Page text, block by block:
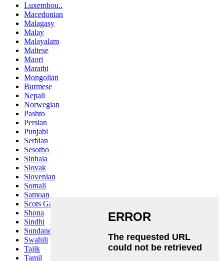
Luxembou..
Macedonian
Malagasy
Malay
Malayalam
Maltese
Maori
Marathi
Mongolian
Burmese
Nepali
Norwegian
Pashto
Persian
Punjabi
Serbian
Sesotho
Sinhala
Slovak
Slovenian
Somali
Samoan
Scots Gaelic
Shona
Sindhi
Sundanese
Swahili
Tajik
Tamil